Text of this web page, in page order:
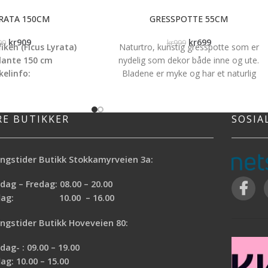
150CM
kr909
(Ficus Lyrata)
150 cm
en fuktig klut ved
gule blader,
tåler skygge
GRESSPOTTE 55CM
kr999 kr699
Naturtro, kunstig gresspotte som er
nydelig som dekor både inne og ute.
Bladene er myke og har et naturlig
Høyde: 55cm
BUTIKKER
Butikk Stokkamyrveien 3a:
– Fredag: 08.00 – 20.00
10.00 – 16.00
Butikk Hoveveien 80:
: 09.00 – 19.00
10.00 – 15.00